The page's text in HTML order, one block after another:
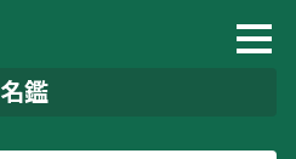
名鑑